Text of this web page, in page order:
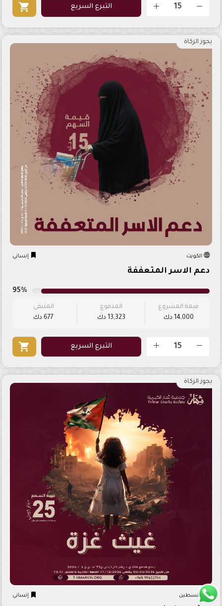
التبرع السريع shopping_cart
يجوز الزكاة
الكويت إنساني
دعم الاسر المتعففة
95%
قيمة المشروع
14,000 دك
المدفوع
13,323 دك
المتبقى
677 دك
التبرع السريع shopping_cart
يجوز الزكاة
فلسطين إنساني